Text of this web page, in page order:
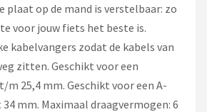
plaat op de mand is verstelbaar: zo
voor jouw fiets het beste is.
kabelvangers zodat de kabels van
zitten. Geschikt voor een
m 25,4 mm. Geschikt voor een A-
mm. Maximaal draagvermogen: 6